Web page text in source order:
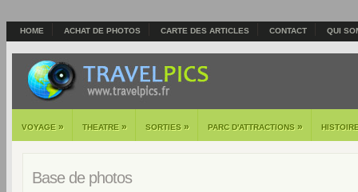
HOME ACHAT DE PHOTOS CARTE DES ARTICLES CONTACT QUI
VOYAGE » THEATRE » SORTIES » PARC D'ATTRACTIONS »
Base de photos